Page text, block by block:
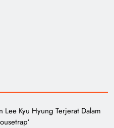
Lee Kyu Hyung Terjerat Dalam